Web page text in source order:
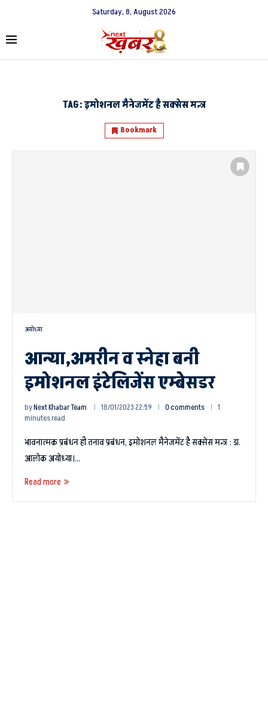
Saturday, 8, August 2026
TAG:इमोशनल मैनेजमेंट है सक्सेस मन्त्र
Bookmark
अयोध्या
आन्या,अमरीन व स्नेहा बनी
इमोशनल इंटेलिजेंस एम्बेसडर
byNext Khabar Team 18/01/2023 22:59 0 comments
1
minutes read
भावनात्मक प्रबंधन ही तनाव प्रबंधन, इमोशनल मैनेजमेंट है सक्सेस मन्त्र : डा.
आलोक अयोध्या।…
Read more